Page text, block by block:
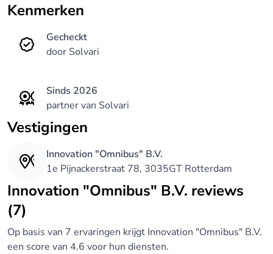
Kenmerken
Gecheckt
door Solvari
Sinds 2026
partner van Solvari
Vestigingen
Innovation "Omnibus" B.V.
1e Pijnackerstraat 78, 3035GT Rotterdam
Innovation "Omnibus" B.V. reviews
(7)
Op basis van 7 ervaringen krijgt Innovation "Omnibus" B.V.
een score van 4.6 voor hun diensten.